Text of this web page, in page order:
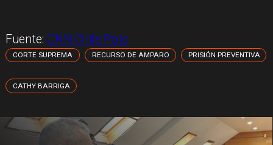
Fuente:CNN Chile País
CORTE SUPREMA RECURSO DE AMPARO PRISIÓN PREVENTIVA
CATHY BARRIGA